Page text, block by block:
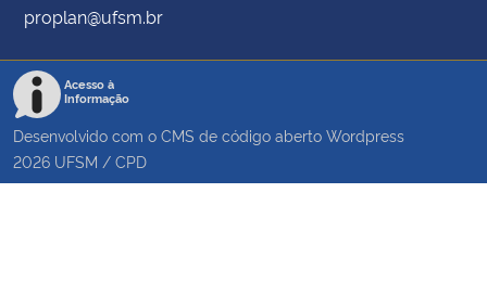
proplan@ufsm.br
Acesso à
Informação
Desenvolvido com o CMS de código aberto Wordpress
2026 UFSM / CPD